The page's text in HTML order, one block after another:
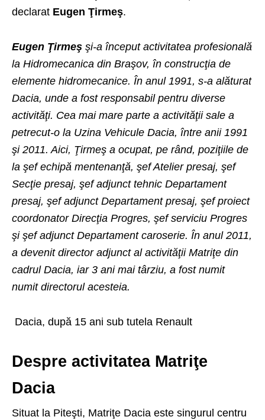
declarat Eugen Ţirmeş.
Eugen Ţirmeş şi-a început activitatea profesională
la Hidromecanica din Braşov, în construcţia de
elemente hidromecanice. În anul 1991, s-a alăturat
Dacia, unde a fost responsabil pentru diverse
activităţi. Cea mai mare parte a activităţii sale a
petrecut-o la Uzina Vehicule Dacia, între anii 1991
şi 2011. Aici, Ţirmeş a ocupat, pe rând, poziţiile de
la şef echipă mentenanţă, şef Atelier presaj, şef
Secţie presaj, şef adjunct tehnic Departament
presaj, şef adjunct Departament presaj, şef proiect
coordonator Direcţia Progres, şef serviciu Progres
şi şef adjunct Departament caroserie. În anul 2011,
a devenit director adjunct al activităţii Matriţe din
cadrul Dacia, iar 3 ani mai târziu, a fost numit
numit directorul acesteia.
Dacia, după 15 ani sub tutela Renault
Despre activitatea Matriţe
Dacia
Situat la Piteşti, Matriţe Dacia este singurul centru